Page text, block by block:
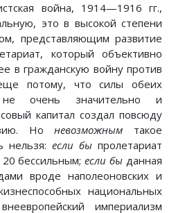
война, 1914—1916 гг.,
это в высокой степени
представляющим развитие
который объективно
в гражданскую войну против
потому, что силы обеих
не очень значительно и
капитал создал повсюду
Ноневозможным такое
нельзя: если бы пролетариат
20 бессильным;если бы данная
вроде наполеоновских и
национальных
империализм